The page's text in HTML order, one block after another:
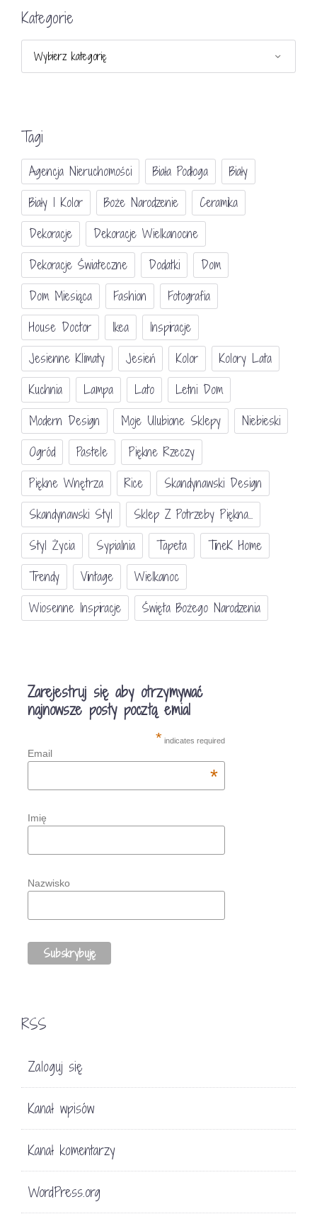
Kategorie
Tagi
Agencja Nieruchomości Biała Podłoga
Biały
Biały I Kolor
Boże Narodzenie
Ceramika
Dekoracje
Dekoracje Wielkanocne
Dekoracje Świateczne
Dodatki
Dom
Dom Miesiąca
Fashion
Fotografia
House Doctor
Ikea
Inspiracje
Jesienne Klimaty
Jesień Kolor
Kolory Lata
Kuchnia
Lampa Lato
Letni Dom
Modern Design
Moje Ulubione Sklepy
Niebieski
Ogród
Pastele
Piękne Rzeczy
Piękne Wnętrza
Rice
Skandynawski Design
Skandynawski Styl
Sklep Z Potrzeby Piękna...
Styl Życia
Sypialnia Tapeta
TineK Home
Trendy
Vintage
Wielkanoc
Wiosenne Inspiracje
Święta Bożego Narodzenia
Zarejestruj się aby otrzymywać
najnowsze posty pocztą emial
* indicates required
Email
*
Imię
Nazwisko
RSS
Zaloguj się
Kanał wpisów
Kanał komentarzy
WordPress.org